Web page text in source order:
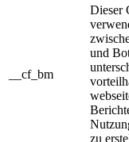
__cf_bm
Dieser
und
zu